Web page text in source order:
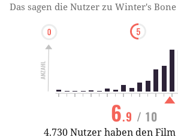
Das sagen die Nutzer zu Winter's Bone
6.9 / 10
4.730 Nutzer haben den